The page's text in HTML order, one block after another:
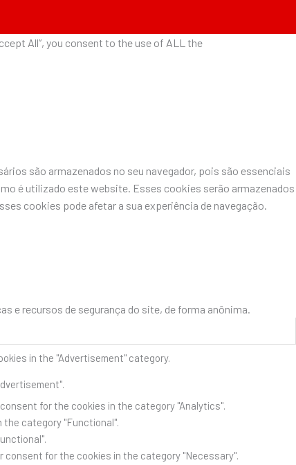
All”, you consent to the use of ALL the
são armazenados no seu navegador, pois são essenciais
é utilizado este website. Esses cookies serão armazenados
cookies pode afetar a sua experiência de navegação.
e recursos de segurança do site, de forma anônima.
in the "Advertisement" category.
for the cookies in the category "Analytics".
the category "Functional".
consent for the cookies in the category "Necessary".